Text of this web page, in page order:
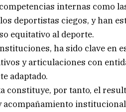
internas como
deportistas ciegos, y han
equitativo al deporte.
ha sido clave en
y articulaciones con
adaptado.
constituye, por tanto, el
acompañamiento